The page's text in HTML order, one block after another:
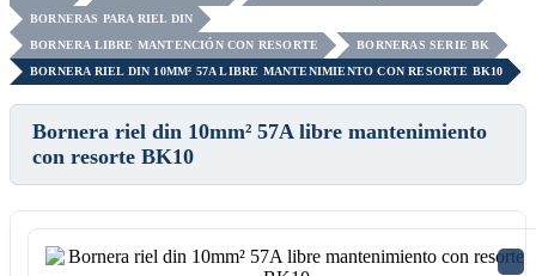
BORNERAS PARA RIEL DIN
BORNERA LIBRE MANTENCIÓN CON RESORTE
BORNERAS SERIE BK
BORNERA RIEL DIN 10MM² 57A LIBRE MANTENIMIENTO CON RESORTE BK10
Bornera riel din 10mm² 57A libre mantenimiento
con resorte BK10